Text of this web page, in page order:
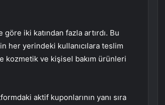
göre iki katından fazla artırdı. Bu
her yerindeki kullanıcılara teslim
kozmetik ve kişisel bakım ürünleri
aktif kuponlarının yanı sıra